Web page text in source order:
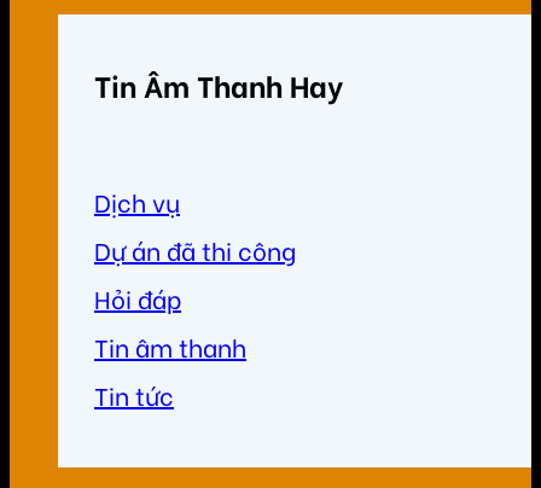
Tin Âm Thanh Hay
Dịch vụ
Dự án đã thi công
Hỏi đáp
Tin âm thanh
Tin tức